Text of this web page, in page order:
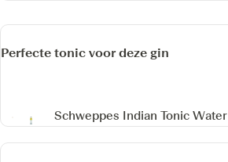
Perfecte tonic voor deze gin
Schweppes Indian Tonic Water